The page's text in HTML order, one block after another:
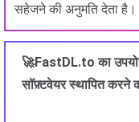
सहेजने की अनुमति देता है।
🚀FastDL.to का
सॉफ़्टवेयर स्थापित करने